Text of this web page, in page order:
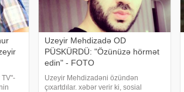
Uzeyir Mehdizadə OD
PÜSKÜRDÜ: "Özünüzə hörmət
edin" - FOTO
Uzeyir Mehdizadəni özündən
çıxartdılar. xəbər verir ki, sosial